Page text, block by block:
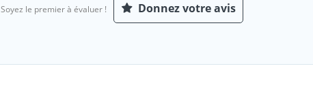
Soyez le premier à évaluer ! Donnez votre avis